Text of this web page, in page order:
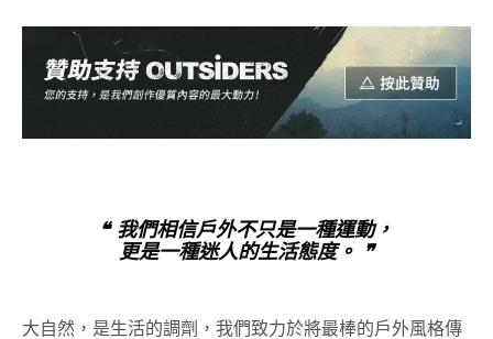
❝ 我們相信戶外不只是一種運動，
更是一種迷人的生活態度。 ❞
大自然，是生活的調劑，我們致力於將最棒的戶外風格傳